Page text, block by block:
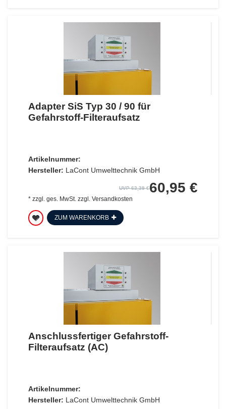
Adapter SiS Typ 30 / 90 für
Gefahrstoff-Filteraufsatz
Artikelnummer:
Hersteller: LaCont Umwelttechnik GmbH
UVP 63,39 €60,95 €
* zzgl. ges. MwSt. zzgl. Versandkosten
ZUM WARENKORB
Anschlussfertiger Gefahrstoff-
Filteraufsatz (AC)
Artikelnummer:
Hersteller: LaCont Umwelttechnik GmbH